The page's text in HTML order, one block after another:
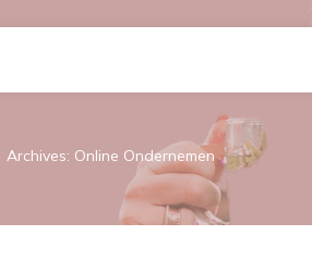
Archives: Online Ondernemen